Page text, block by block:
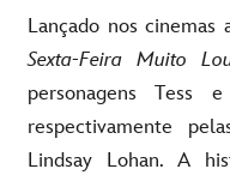
Lançado nos cinemas
Sexta-Feira Muito
personagens Tess
respectivamente
Lindsay Lohan. A